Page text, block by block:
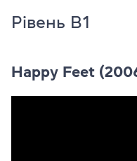
Рівень B1
Happy Feet